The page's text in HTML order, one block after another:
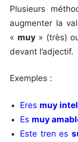
Plusieurs
augmenter la
« muy» (très)
devant l’adjectif.
Exemples :
Eres muy
Es muy
Este tren es